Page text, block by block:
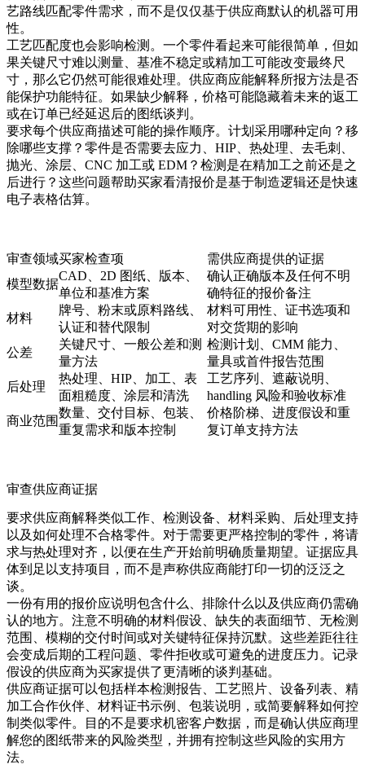
艺路线匹配零件需求，而不是仅仅基于供应商默认的机器可用
性。
工艺匹配度也会影响检测。一个零件看起来可能很简单，但如
果关键尺寸难以测量、基准不稳定或精加工可能改变最终尺
寸，那么它仍然可能很难处理。供应商应能解释所报方法是否
能保护功能特征。如果缺少解释，价格可能隐藏着未来的返工
或在订单已经延迟后的图纸谈判。
要求每个供应商描述可能的操作顺序。计划采用哪种定向？移
除哪些支撑？零件是否需要去应力、HIP、热处理、去毛刺、
抛光、涂层、CNC 加工或 EDM？检测是在精加工之前还是之
后进行？这些问题帮助买家看清报价是基于制造逻辑还是快速
电子表格估算。
审查领域买家检查项
需供应商提供的证据
模型数据
CAD、2D 图纸、版本、
单位和基准方案
确认正确版本及任何不明
确特征的报价备注
材料
牌号、粉末或原料路线、
认证和替代限制
材料可用性、证书选项和
对交货期的影响
公差
关键尺寸、一般公差和测
量方法
检测计划、CMM 能力、
量具或首件报告范围
后处理
热处理、HIP、加工、表
面粗糙度、涂层和清洗
工艺序列、遮蔽说明、
handling 风险和验收标准
商业范围
数量、交付目标、包装、
重复需求和版本控制
价格阶梯、进度假设和重
复订单支持方法
审查供应商证据
要求供应商解释类似工作、检测设备、材料采购、后处理支持
以及如何处理不合格零件。对于需要更严格控制的零件，将请
求与热处理对齐，以便在生产开始前明确质量期望。证据应具
体到足以支持项目，而不是声称供应商能打印一切的泛泛之
谈。
一份有用的报价应说明包含什么、排除什么以及供应商仍需确
认的地方。注意不明确的材料假设、缺失的表面细节、无检测
范围、模糊的交付时间或对关键特征保持沉默。这些差距往往
会变成后期的工程问题、零件拒收或可避免的进度压力。记录
假设的供应商为买家提供了更清晰的谈判基础。
供应商证据可以包括样本检测报告、工艺照片、设备列表、精
加工合作伙伴、材料证书示例、包装说明，或简要解释如何控
制类似零件。目的不是要求机密客户数据，而是确认供应商理
解您的图纸带来的风险类型，并拥有控制这些风险的实用方
法。